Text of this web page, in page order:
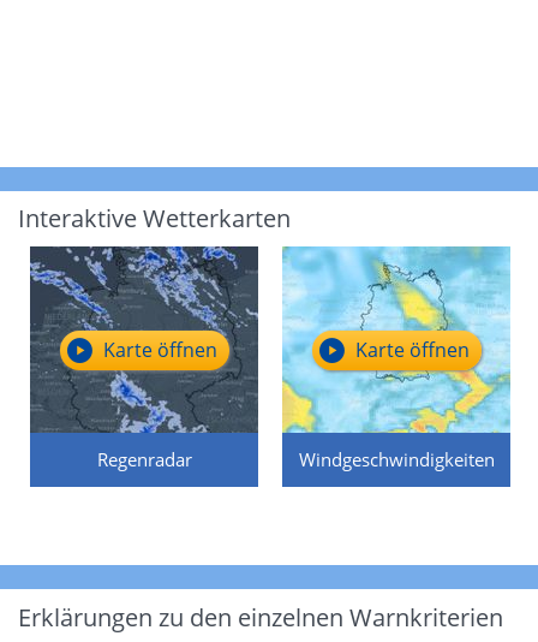
Interaktive Wetterkarten
Regenradar
Karte öffnen
Windgeschwindigkeiten
Karte öffnen
Erklärungen zu den einzelnen Warnkriterien